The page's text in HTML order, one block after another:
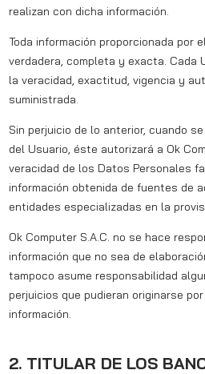
realizan con dicha información.
Toda información proporcionada por
verdadera, completa y exacta. Cada
la veracidad, exactitud, vigencia y
suministrada.
Sin perjuicio de lo anterior, cuando
del Usuario, éste autorizará a Ok
veracidad de los Datos Personales
información obtenida de fuentes de
entidades especializadas en la
Ok Computer S.A.C. no se hace
información que no sea de
tampoco asume responsabilidad
perjuicios que pudieran originarse
información.
2. TITULAR DE LOS